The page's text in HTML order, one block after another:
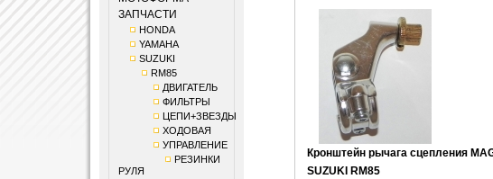
ЗАПЧАСТИ
HONDA
YAMAHA
SUZUKI
RM85
ДВИГАТЕЛЬ
ФИЛЬТРЫ
ЦЕПИ+ЗВЕЗДЫ
ХОДОВАЯ
УПРАВЛЕНИЕ
РЕЗИНКИ
РУЛЯ
Кронштейн рычага сцепления
SUZUKI RM85